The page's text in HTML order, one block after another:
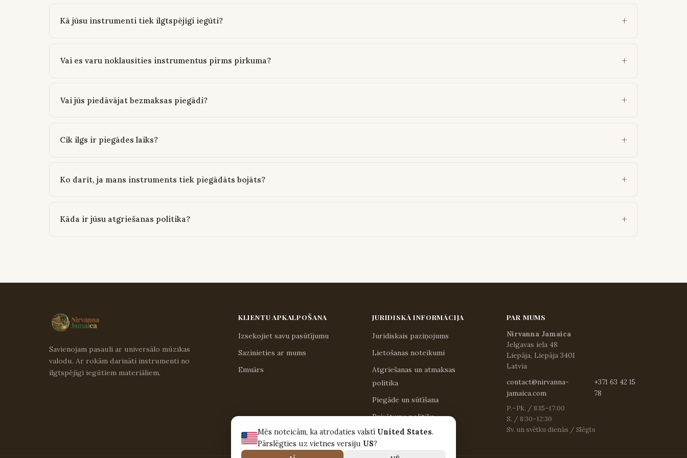
Mēs noteicām, ka atrodaties valstī United States.
Pārslēgties uz vietnes versiju US?
Kā jūsu instrumenti tiek ilgtspējīgi iegūti?
Vai es varu noklausīties instrumentus pirms pirkuma?
Vai jūs piedāvājat bezmaksas piegādi?
Cik ilgs ir piegādes laiks?
Ko darīt, ja mans instruments tiek piegādāts bojāts?
Kāda ir jūsu atgriešanas politika?
Savienojam pasauli ar universālo mūzikas
valodu. Ar rokām darināti instrumenti no
ilgtspējīgi iegūtiem materiāliem.
KLIENTU APKALPOŠANA
Izsekojiet savu pasūtījumu
Sazinieties ar mums
Emuārs
JURIDISKĀ INFORMĀCIJA
Juridiskais paziņojums
Lietošanas noteikumi
Atgriešanas un atmaksas
politika
Piegāde un sūtīšana
Privātuma politika
PAR MUMS
Nirvanna Jamaica
Jelgavas iela 48
Liepāja, Liepāja 3401
Latvia
contact@nirvanna-
jamaica.com
+371 63 42 15
78
P.–Pk. / 8:15–17:00
S. / 8:30–12:30
Sv. un svētku dienās / Slēgts